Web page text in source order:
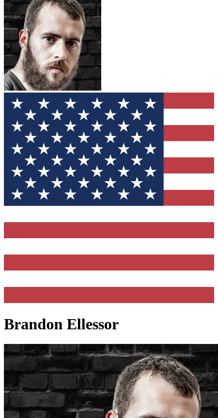
Brandon Ellessor